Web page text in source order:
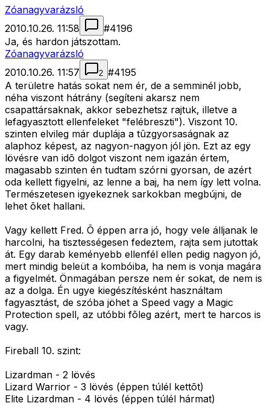
Zóanagyvarázsló
2010.10.26. 11:58
#4196
Ja, és hardon játszottam.
Zóanagyvarázsló
2010.10.26. 11:57
2 #4195
A területre hatás sokat nem ér, de a semminél jobb,
néha viszont hátrány (segíteni akarsz nem
csapattársaknak, akkor sebezhetsz rajtuk, illetve a
lefagyasztott ellenfeleket "felébreszti"). Viszont 10.
szinten elvileg már duplája a tûzgyorsaságnak az
alaphoz képest, az nagyon-nagyon jól jön. Ezt az egy
lövésre van idõ dolgot viszont nem igazán értem,
magasabb szinten én tudtam szórni gyorsan, de azért
oda kellett figyelni, az lenne a baj, ha nem így lett volna.
Természetesen igyekeznek sarkokban megbújni, de
lehet õket hallani.
Vagy kellett Fred. Õ éppen arra jó, hogy vele álljanak le
harcolni, ha tisztességesen fedeztem, rajta sem jutottak
át. Egy darab keményebb ellenfél ellen pedig nagyon jó,
mert mindig beleüt a kombóiba, ha nem is vonja magára
a figyelmét. Önmagában persze nem ér sokat, de nem is
az a dolga. Én ugye kiegészítésként használtam
fagyasztást, de szóba jöhet a Speed vagy a Magic
Protection spell, az utóbbi fõleg azért, mert te harcos is
vagy.
Fireball 10. szint:
Lizardman - 2 lövés
Lizard Warrior - 3 lövés (éppen túlél kettõt)
Elite Lizardman - 4 lövés (éppen túlél hármat)